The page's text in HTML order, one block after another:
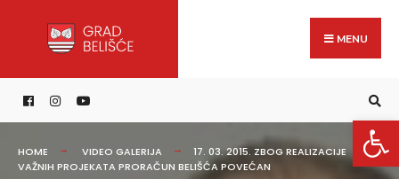
content
MENU
HOME VIDEO GALERIJA
17. 03. 2015. ZBOG REALIZACIJE
VAŽNIH PROJEKATA PRORAČUN BELIŠĆA POVEĆAN
for: